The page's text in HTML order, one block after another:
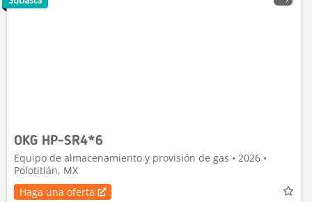
OKG HP-SR4*6
Equipo de almacenamiento y provisión de gas • 2026 •
Polotitlán, MX
Haga una oferta